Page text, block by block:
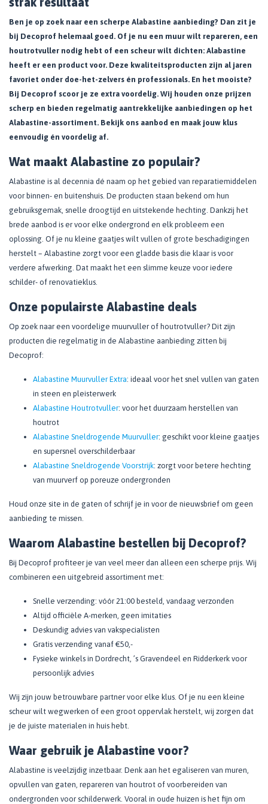
Ben je op zoek naar een scherpe Alabastine aanbieding? Dan zit je
bij Decoprof helemaal goed. Of je nu een muur wilt repareren, een
houtrotvuller nodig hebt of een scheur wilt dichten: Alabastine
heeft er een product voor. Deze kwaliteitsproducten zijn al jaren
favoriet onder doe-het-zelvers én professionals. En het mooiste?
Bij Decoprof scoor je ze extra voordelig. Wij houden onze prijzen
scherp en bieden regelmatig aantrekkelijke aanbiedingen op het
Alabastine-assortiment. Bekijk ons aanbod en maak jouw klus
eenvoudig én voordelig af.
Wat maakt Alabastine zo populair?
Alabastine is al decennia dé naam op het gebied van reparatiemiddelen
voor binnen- en buitenshuis. De producten staan bekend om hun
gebruiksgemak, snelle droogtijd en uitstekende hechting. Dankzij het
brede aanbod is er voor elke ondergrond en elk probleem een
oplossing. Of je nu kleine gaatjes wilt vullen of grote beschadigingen
herstelt – Alabastine zorgt voor een gladde basis die klaar is voor
verdere afwerking. Dat maakt het een slimme keuze voor iedere
schilder- of renovatieklus.
Onze populairste Alabastine deals
Op zoek naar een voordelige muurvuller of houtrotvuller? Dit zijn
producten die regelmatig in de Alabastine aanbieding zitten bij
Decoprof:
Alabastine Muurvuller Extra: ideaal voor het snel vullen van gaten
in steen en pleisterwerk
Alabastine Houtrotvuller: voor het duurzaam herstellen van
houtrot
Alabastine Sneldrogende Muurvuller: geschikt voor kleine gaatjes
en supersnel overschilderbaar
Alabastine Sneldrogende Voorstrijk: zorgt voor betere hechting
van muurverf op poreuze ondergronden
Houd onze site in de gaten of schrijf je in voor de nieuwsbrief om geen
aanbieding te missen.
Waarom Alabastine bestellen bij Decoprof?
Bij Decoprof profiteer je van veel meer dan alleen een scherpe prijs. Wij
combineren een uitgebreid assortiment met:
Snelle verzending: vóór 21:00 besteld, vandaag verzonden
Altijd officiële A-merken, geen imitaties
Deskundig advies van vakspecialisten
Gratis verzending vanaf €50,-
Fysieke winkels in Dordrecht, ’s Gravendeel en Ridderkerk voor
persoonlijk advies
Wij zijn jouw betrouwbare partner voor elke klus. Of je nu een kleine
scheur wilt wegwerken of een groot oppervlak herstelt, wij zorgen dat
je de juiste materialen in huis hebt.
Waar gebruik je Alabastine voor?
Alabastine is veelzijdig inzetbaar. Denk aan het egaliseren van muren,
opvullen van gaten, repareren van houtrot of voorbereiden van
ondergronden voor schilderwerk. Vooral in oude huizen is het fijn om